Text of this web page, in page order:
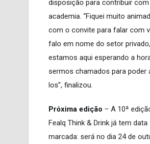
disposição para contribuir
academia. “Fiquei muito
com o convite para falar com
falo em nome do setor privado,
estamos aqui esperando a
sermos chamados para poder
los”, finalizou.
Próxima edição – A 10ª
Fealq Think & Drink já tem data
marcada: será no dia 24 de